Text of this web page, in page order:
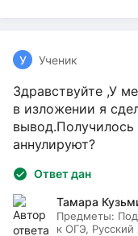
У Ученик
Здравствуйте ,У
в изложении я
вывод.Получилось
аннулируют?
Ответ дан
Тамара
Предметы:
к ОГЭ, Русский